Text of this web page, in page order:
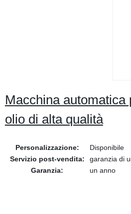
Macchina
olio di alta qualità
Personalizzazione:
Disponibile
Servizio post-vendita:
garanzia di
Garanzia:
un anno